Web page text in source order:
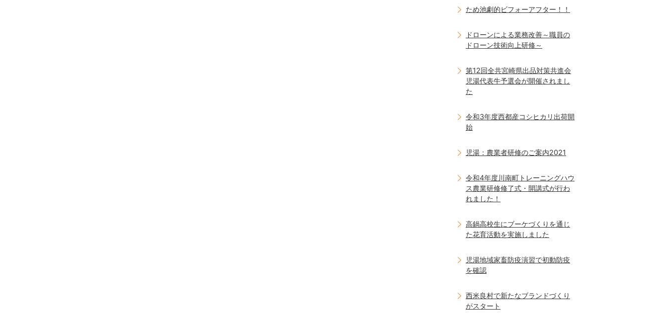
ため池劇的ビフォーアフター！！
ドローンによる業務改善～職員の
ドローン技術向上研修～
第12回全共宮崎県出品対策共進会
児湯代表牛予選会が開催されまし
た
令和3年度西都産コシヒカリ出荷開
始
児湯：農業者研修のご案内2021
令和4年度川南町トレーニングハウ
ス農業研修修了式・開講式が行わ
れました！
高鍋高校生にブーケづくりを通じ
た花育活動を実施しました
児湯地域家畜防疫演習で初動防疫
を確認
西米良村で新たなブランドづくり
がスタート